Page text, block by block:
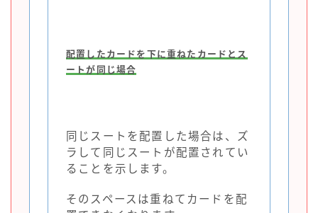
配置したカードを下に重ねたカードとス
ートが同じ場合
同じスートを配置した場合は、ズ
ラして同じスートが配置されてい
ることを示します。
そのスペースは重ねてカードを配